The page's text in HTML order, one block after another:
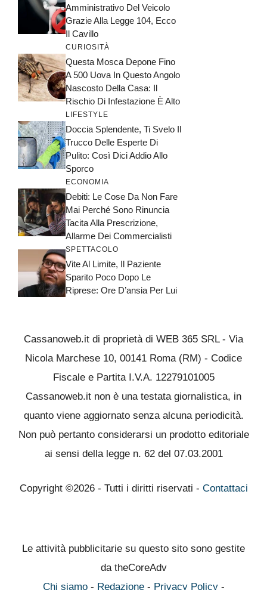
Amministrativo Del Veicolo
Grazie Alla Legge 104, Ecco
Il Cavillo
CURIOSITÀ
Questa Mosca Depone Fino
A 500 Uova In Questo Angolo
Nascosto Della Casa: Il
Rischio Di Infestazione È Alto
LIFESTYLE
Doccia Splendente, Ti Svelo Il
Trucco Delle Esperte Di
Pulito: Così Dici Addio Allo
Sporco
ECONOMIA
Debiti: Le Cose Da Non Fare
Mai Perché Sono Rinuncia
Tacita Alla Prescrizione,
Allarme Dei Commercialisti
SPETTACOLO
Vite Al Limite, Il Paziente
Sparito Poco Dopo Le
Riprese: Ore D’ansia Per Lui
Cassanoweb.it di proprietà di WEB 365 SRL - Via
Nicola Marchese 10, 00141 Roma (RM) - Codice
Fiscale e Partita I.V.A. 12279101005
Cassanoweb.it non è una testata giornalistica, in
quanto viene aggiornato senza alcuna periodicità.
Non può pertanto considerarsi un prodotto editoriale
ai sensi della legge n. 62 del 07.03.2001
Copyright ©2026 - Tutti i diritti riservati - Contattaci
Le attività pubblicitarie su questo sito sono gestite
da theCoreAdv
Chi siamo- Redazione- Privacy Policy-